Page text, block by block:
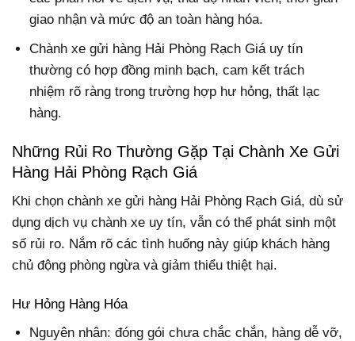
giao nhận và mức độ an toàn hàng hóa.
Chành xe gửi hàng Hải Phòng Rạch Giá uy tín
thường có hợp đồng minh bạch, cam kết trách
nhiệm rõ ràng trong trường hợp hư hỏng, thất lạc
hàng.
Những Rủi Ro Thường Gặp Tại Chành Xe Gửi
Hàng Hải Phòng Rạch Giá
Khi chọn chành xe gửi hàng Hải Phòng Rạch Giá, dù sử
dụng dịch vụ chành xe uy tín, vẫn có thể phát sinh một
số rủi ro. Nắm rõ các tình huống này giúp khách hàng
chủ động phòng ngừa và giảm thiểu thiệt hại.
Hư Hỏng Hàng Hóa
Nguyên nhân: đóng gói chưa chắc chắn, hàng dễ vỡ,